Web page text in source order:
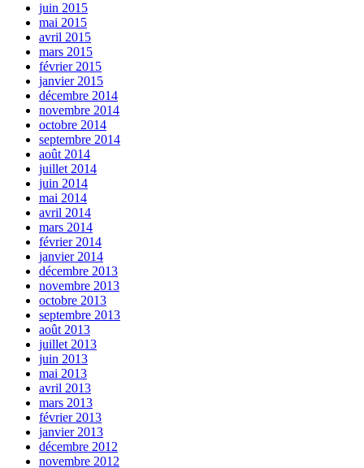
juin 2015
mai 2015
avril 2015
mars 2015
février 2015
janvier 2015
décembre 2014
novembre 2014
octobre 2014
septembre 2014
août 2014
juillet 2014
juin 2014
mai 2014
avril 2014
mars 2014
février 2014
janvier 2014
décembre 2013
novembre 2013
octobre 2013
septembre 2013
août 2013
juillet 2013
juin 2013
mai 2013
avril 2013
mars 2013
février 2013
janvier 2013
décembre 2012
novembre 2012